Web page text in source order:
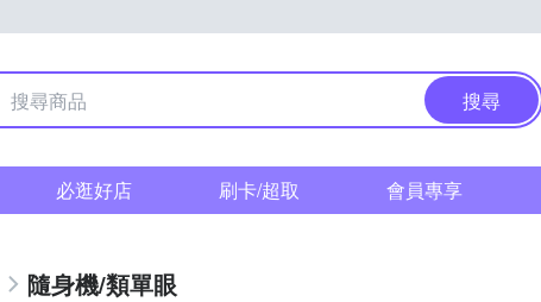
搜尋
必逛好店 刷卡/超取 會員專享
隨身機/類單眼